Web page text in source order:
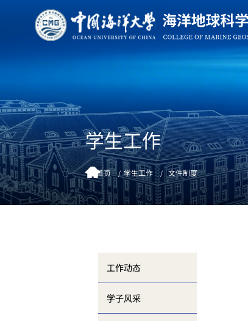
学生工作
首页 学生工作 文件制度
工作动态
学子风采